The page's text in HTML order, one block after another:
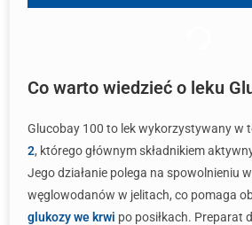
Co warto wiedzieć o leku
Glucobay 100 to lek wykorzystywany w
2, którego głównym składnikiem
Jego działanie polega na spowolnieniu
węglowodanów w jelitach, co pomaga
glukozy we krwi po posiłkach. Preparat